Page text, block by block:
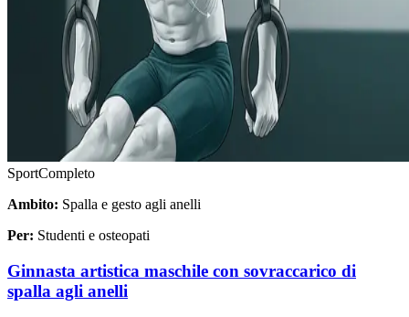
SportCompleto
Ambito: Spalla e gesto agli anelli
Per: Studenti e osteopati
Ginnasta artistica maschile con sovraccarico di
spalla agli anelli